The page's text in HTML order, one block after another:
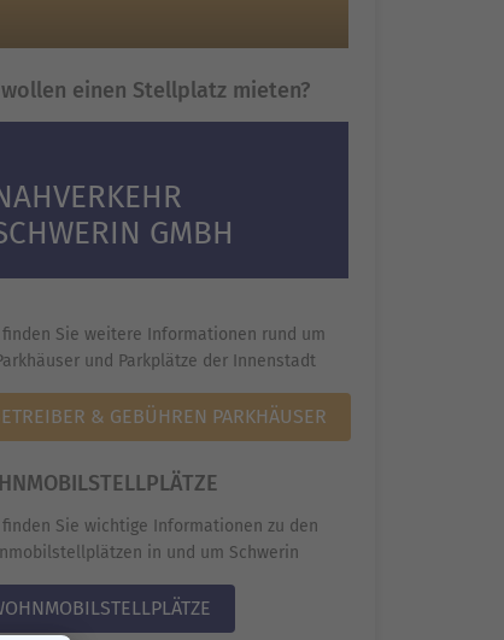
einen Stellplatz mieten?
GMBH
Sie weitere Informationen rund um
und Parkplätze der Innenstadt
& GEBÜHREN PARKHÄUSER
Sie wichtige Informationen zu den
in und um Schwerin